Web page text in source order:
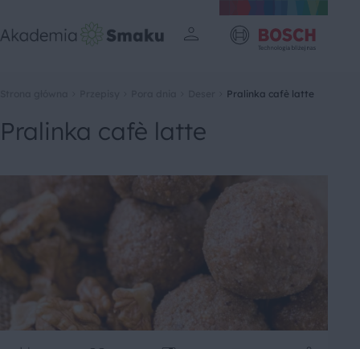
Pralinka cafè latte
Pralinka cafè latte